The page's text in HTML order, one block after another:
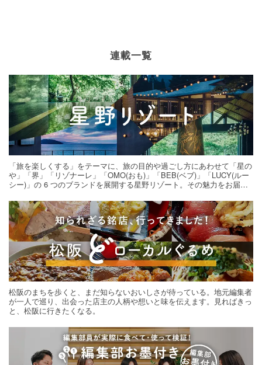
連載一覧
「旅を楽しくする」をテーマに、旅の目的や過ごし方にあわせて「星の
や」「界」「リゾナーレ」「OMO(おも)」「BEB(ベブ)」「LUCY(ルー
シー)」の 6 つのブランドを展開する星野リゾート。その魅力をお届け
松阪のまちを歩くと、まだ知らないおいしさが待っている。地元編集者
が一人で巡り、出会った店主の人柄や想いと味を伝えます。見ればきっ
と、松阪に行きたくなる。